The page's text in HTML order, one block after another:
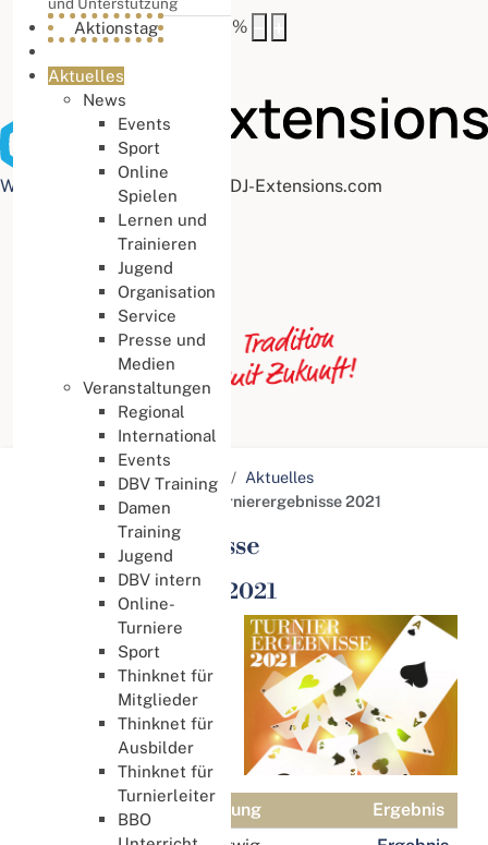
Buchstabenabstand
%
Web Accessibility plugin by DJ-Extensions.com
Aktionstag
Aktuelles
News
Events
Sport
Online
Spielen
Lernen und
Trainieren
Jugend
Organisation
Service
Presse und
Medien
Veranstaltungen
Regional
International
Events
DBV Training
Damen
Training
Jugend
DBV intern
Online-
Turniere
Sport
Thinknet für
Mitglieder
Thinknet für
Ausbilder
Thinknet für
Turnierleiter
BBO
Aktuelle Seite: Startseite
Aktuelles
Turnierergebnisse
Turnierergebnisse 2021
Turnierergebnisse
Turnierergebnisse 2021
Veranstaltung
Ergebnis